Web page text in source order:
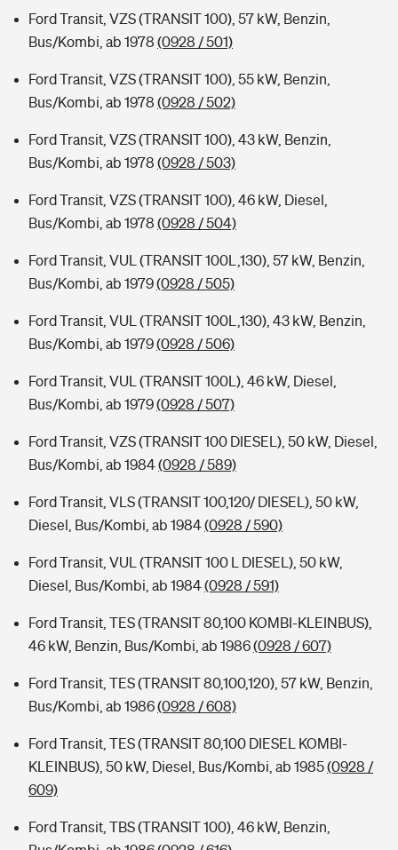
Ford Transit, VZS (TRANSIT 100), 57 kW, Benzin,
Bus/Kombi, ab 1978 (0928 / 501)
Ford Transit, VZS (TRANSIT 100), 55 kW, Benzin,
Bus/Kombi, ab 1978 (0928 / 502)
Ford Transit, VZS (TRANSIT 100), 43 kW, Benzin,
Bus/Kombi, ab 1978 (0928 / 503)
Ford Transit, VZS (TRANSIT 100), 46 kW, Diesel,
Bus/Kombi, ab 1978 (0928 / 504)
Ford Transit, VUL (TRANSIT 100L,130), 57 kW, Benzin,
Bus/Kombi, ab 1979(0928 / 505)
Ford Transit, VUL (TRANSIT 100L,130), 43 kW, Benzin,
Bus/Kombi, ab 1979(0928 / 506)
Ford Transit, VUL (TRANSIT 100L), 46 kW, Diesel,
Bus/Kombi, ab 1979(0928 / 507)
Ford Transit, VZS (TRANSIT 100 DIESEL), 50 kW, Diesel,
Bus/Kombi, ab 1984(0928 / 589)
Ford Transit, VLS (TRANSIT 100,120/ DIESEL), 50 kW,
Diesel, Bus/Kombi, ab 1984(0928 / 590)
Ford Transit, VUL (TRANSIT 100 L DIESEL), 50 kW,
Diesel, Bus/Kombi, ab 1984(0928 / 591)
Ford Transit, TES (TRANSIT 80,100 KOMBI-KLEINBUS),
46 kW, Benzin, Bus/Kombi, ab 1986(0928 / 607)
Ford Transit, TES (TRANSIT 80,100,120), 57 kW, Benzin,
Bus/Kombi, ab 1986(0928 / 608)
Ford Transit, TES (TRANSIT 80,100 DIESEL KOMBI-
KLEINBUS), 50 kW, Diesel, Bus/Kombi, ab 1985(0928 /
609)
Ford Transit, TBS (TRANSIT 100), 46 kW, Benzin,